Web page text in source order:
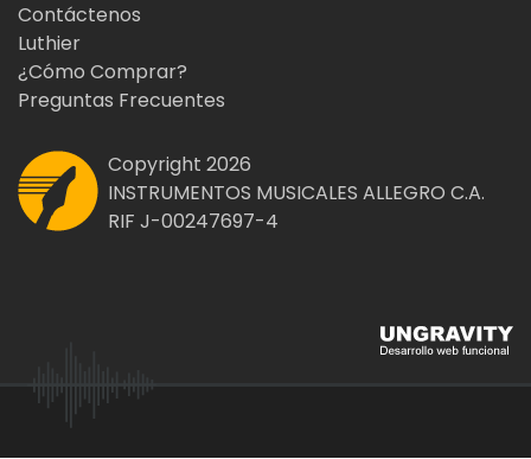
Contáctenos
Luthier
¿Cómo Comprar?
Preguntas Frecuentes
Copyright 2026
INSTRUMENTOS MUSICALES ALLEGRO C.A.
RIF J-00247697-4